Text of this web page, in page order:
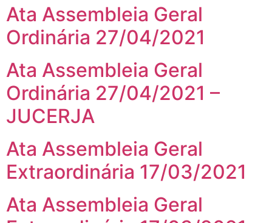
Ata Assembleia Geral
Ordinária 27/04/2021
Ata Assembleia Geral
Ordinária 27/04/2021 –
JUCERJA
Ata Assembleia Geral
Extraordinária 17/03/2021
Ata Assembleia Geral